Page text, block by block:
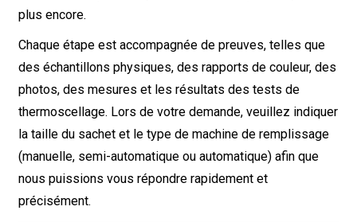
plus encore.
Chaque étape est accompagnée de preuves, telles que
des échantillons physiques, des rapports de couleur, des
photos, des mesures et les résultats des tests de
thermoscellage. Lors de votre demande, veuillez indiquer
la taille du sachet et le type de machine de remplissage
(manuelle, semi-automatique ou automatique) afin que
nous puissions vous répondre rapidement et
précisément.